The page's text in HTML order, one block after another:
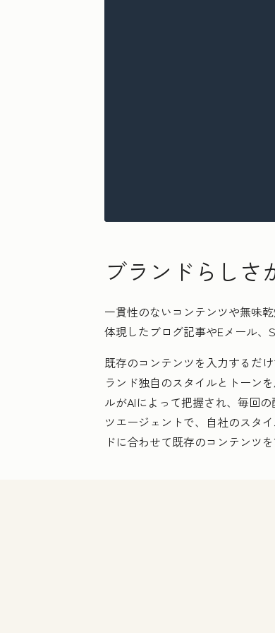
ブランドらしさ
一貫性のないコンテンツや無味
体現したブログ記事やEメール、
既存のコンテンツを入力するだ
ランド独自のスタイルとトーン
ルがAIによって把握され、毎回
ツエージェントで、自社のスタ
ドに合わせて既存のコンテンツ